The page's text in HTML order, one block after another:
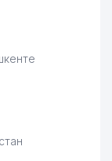
929 м